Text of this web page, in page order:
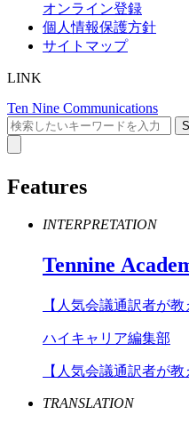
オンライン登録
個人情報保護方針
サイトマップ
LINK
Ten Nine Communications
Features
INTERPRETATION
Tennine
【人気会議通訳者が教
ハイキャリア編集部
【人気会議通訳者が教
TRANSLATION